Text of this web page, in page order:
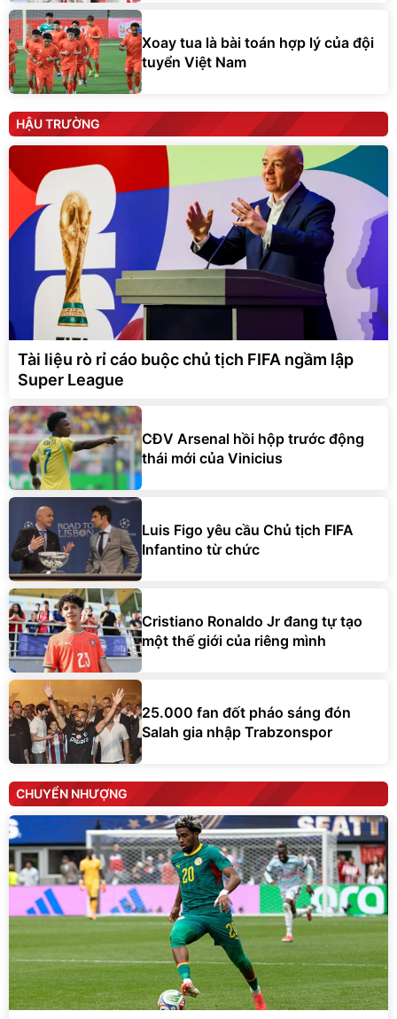
Xoay tua là bài toán hợp lý của đội
tuyển Việt Nam
HẬU TRƯỜNG
Tài liệu rò rỉ cáo buộc chủ tịch FIFA ngầm lập
Super League
CĐV Arsenal hồi hộp trước động
thái mới của Vinicius
Luis Figo yêu cầu Chủ tịch FIFA
Infantino từ chức
Cristiano Ronaldo Jr đang tự tạo
một thế giới của riêng mình
25.000 fan đốt pháo sáng đón
Salah gia nhập Trabzonspor
CHUYỂN NHƯỢNG